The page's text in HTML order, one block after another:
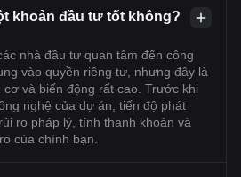
khoản đầu tư tốt không?
nhà đầu tư quan tâm đến công
vào quyền riêng tư, nhưng đây là
và biến động rất cao. Trước khi
nghệ của dự án, tiến độ phát
ro pháp lý, tính thanh khoản và
của chính bạn.